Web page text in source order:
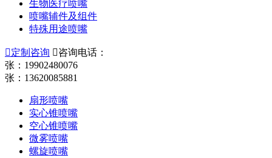
生物医疗喷嘴
喷嘴辅件及组件
特殊用途喷嘴
定制咨询 咨询电话：
张：19902480076
张：13620085881
扇形喷嘴
实心锥喷嘴
空心锥喷嘴
微雾喷嘴
螺旋喷嘴